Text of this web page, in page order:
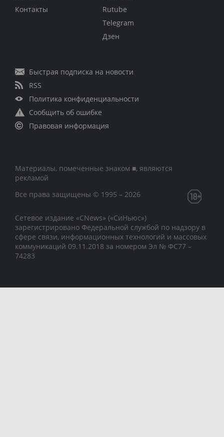
Контакты
Rutube
Telegram
Дзен
Быстрая подписка на новости
RSS
Политика конфиденциальности
Сообщить об ошибке
Правовая информация
Материалы, помеченные знаком ■, являются
рекламой
Все права защищены © 1995 – 2026
Сетевое издание «CNews» («СиНьюс»)
зарегистрировано Федеральной службой по надзору в
сфере связи, информационных технологий и массовых
коммуникаций 09.11.2018 за номером Эл № ФС77 –
74283